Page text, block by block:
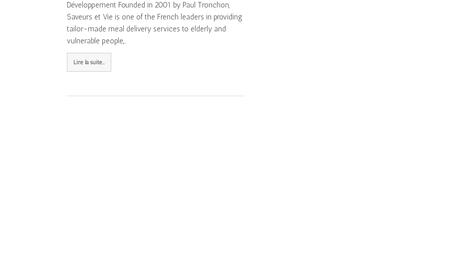
Développement Founded in 2001 by Paul Tronchon,
Saveurs et Vie is one of the French leaders in providing
tailor-made meal delivery services to elderly and
vulnerable people,…
Lire la suite...